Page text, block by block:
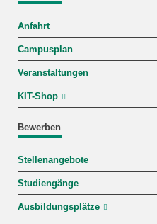
Anfahrt
Campusplan
Veranstaltungen
KIT-Shop
Bewerben
Stellenangebote
Studiengänge
Ausbildungsplätze